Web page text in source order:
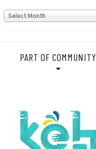
Arsip_
Select Month
PART OF COMMUNITY